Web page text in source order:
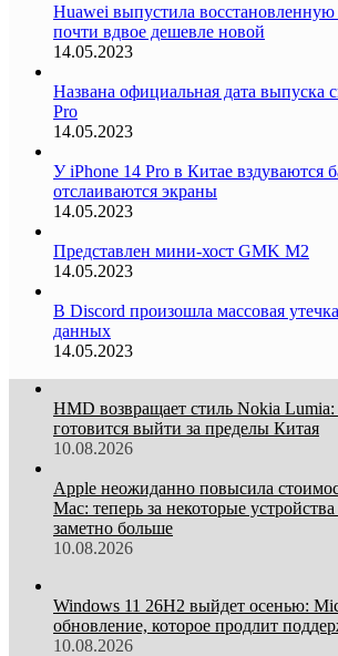
Huawei выпустила
почти вдвое дешевле новой
14.05.2023
Названа официальная дата выпуска
Pro
14.05.2023
У iPhone 14 Pro в Китае вздуваются
отслаиваются экраны
14.05.2023
Представлен мини-хост GMK M2
14.05.2023
В Discord произошла массовая
данных
14.05.2023
HMD возвращает стиль Nokia
готовится выйти за пределы Китая
10.08.2026
Apple неожиданно повысила
Mac: теперь за некоторые
заметно больше
10.08.2026
Windows 11 26H2 выйдет осенью:
обновление, которое продлит
10.08.2026